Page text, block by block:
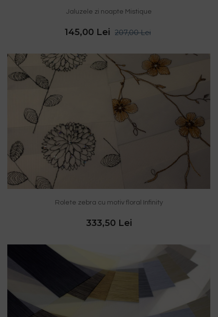
Jaluzele zi noapte Mistique
145,00 Lei 207,00 Lei
Rolete zebra cu motiv floral Infinity
333,50 Lei